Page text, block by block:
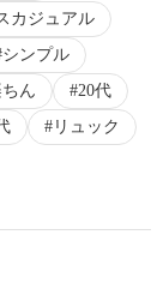
カジュアル
シンプル
ん
20代
リュック